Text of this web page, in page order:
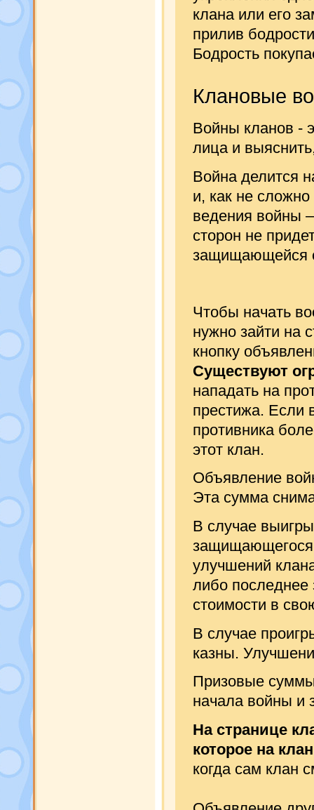
клана или его
прилив
Бодрость
Клановые
Войны кланов -
лица и
Война делится
и, как не
ведения войны
сторон не
защищающейся
Чтобы начать
нужно зайти на
кнопку
Существуют
нападать на
престижа. Если
противника
этот клан.
Объявление
Эта сумма
В случае
защищающегося
улучшений
либо последнее
стоимости в
В случае
казны.
Призовые
начала войны и
На странице
которое на
когда сам клан